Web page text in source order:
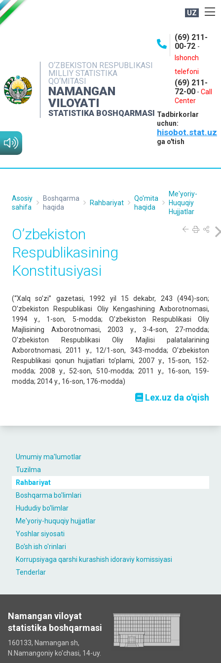
UZ
O‘ZBEKISTON RESPUBLIKASI
MILLIY STATISTIKA
QO‘MITASI
NAMANGAN
VILOYATI
STATISTIKA BOSHQARMASI
(69) 211-
00-72 -
Ishonch
telefoni
(69) 211-
72-00 - Call
Center
Tadbirkorlar
uchun:
hisobot.stat.uz
ga o'tish
NASHRLAR
INTERAKTIV XIZMATLAR
MATBUOT XIZMATI
MUROJAATLAR
Umumiy ma'lumotlar
Tuzilma
Rahbariyat
Boshqarma bo'limlari
Hududiy bo'limlar
Me'yoriy-huquqiy hujjatlar
Yoshlar siyosati
Bo'sh ish o'rinlari
Korrupsiyaga qarshi kurashish idoraviy komissiyasi
Tenderlar
Asosiy
sahifa
Boshqarma
haqida
Rahbariyat
Qo'mita
haqida
Me'yoriy-
Huquqiy
Hujjatlar
O’zbekiston
Respublikasining
Konstitusiyasi
(“Xalq so’zi” gazetasi, 1992 yil 15 dekabr, 243 (494)-son;
O’zbekiston Respublikasi Oliy Kengashining Axborotnomasi,
1994 y., 1-son, 5-modda; O’zbekiston Respublikasi Oliy
Majlisining Axborotnomasi, 2003 y., 3-4-son, 27-modda;
O’zbekiston Respublikasi Oliy Majlisi palatalarining
Axborotnomasi, 2011 y., 12/1-son, 343-modda; O’zbekiston
Respublikasi qonun hujjatlari to’plami, 2007 y., 15-son, 152-
modda; 2008 y., 52-son, 510-modda; 2011 y., 16-son, 159-
modda; 2014 y., 16-son, 176-modda)
Lex.uz da o'qish
Namangan viloyat
statistika boshqarmasi
160133, Namangan sh,
N.Namangoniy ko'chasi, 14-uy.